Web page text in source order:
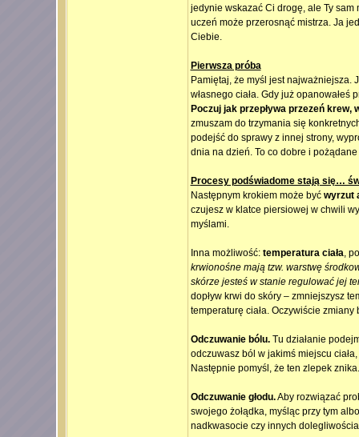
jedynie wskazać Ci drogę, ale Ty
uczeń może przerosnąć mistrza. Ja
Ciebie.
Pierwsza próba
Pamiętaj, że myśl jest najważniejsza.
własnego ciała. Gdy już
Poczuj jak przepływa przezeń krew,
zmuszam do trzymania się
podejść do sprawy z innej strony,
dnia na dzień. To co dobre i
Procesy podświadome stają się…
Następnym krokiem może być wyrzut
czujesz w klatce piersiowej w chwili
myślami.
Inna możliwość: temperatura ciała,
krwionośne mają tzw. warstwę
skórze jesteś w stanie regulować jej
dopływ krwi do skóry – zmniejszysz
temperaturę ciała. Oczywiście
Odczuwanie bólu.Tu działanie
odczuwasz ból w jakimś miejscu
Następnie pomyśl, że ten zlepek
Odczuwanie głodu.Aby rozwiązać
swojego żołądka, myśląc przy tym
nadkwasocie czy innych